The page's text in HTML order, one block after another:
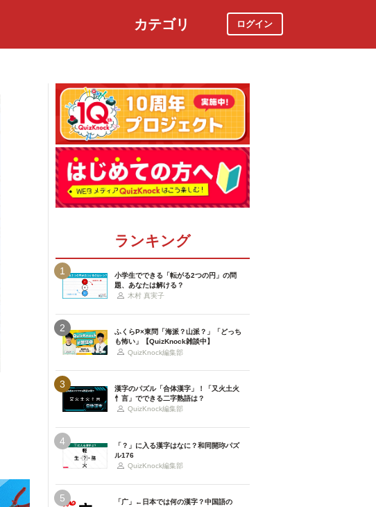
カテゴリ ログイン
ランキング
1
小学生でできる「転がる2つの円」の問
題、あなたは解ける？
木村 真実子
2
ふくらP×東問「海派？山派？」「どっち
も怖い」【QuizKnock雑談中】
QuizKnock編集部
3
漢字のパズル「合体漢字」！「又火土火
忄言」でできる二字熟語は？
QuizKnock編集部
4
「？」に入る漢字はなに？和同開珎パズ
ル176
QuizKnock編集部
5
「广」←日本では何の漢字？中国語の